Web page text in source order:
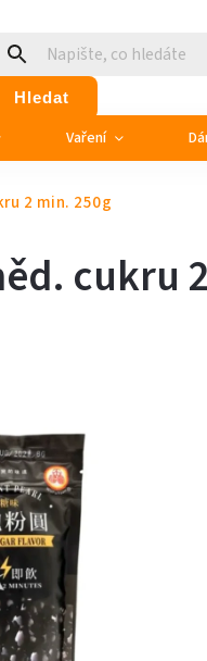
Hledat
Vaření
2 min. 250g
cukru